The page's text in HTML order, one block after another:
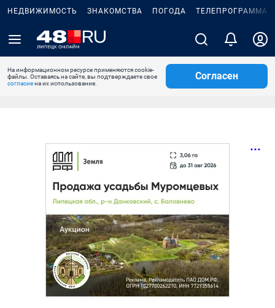
НЕДВИЖИМОСТЬ ЗНАКОМСТВА ПОГОДА ТЕЛЕПРОГРАММА
На информационном ресурсе применяются cookie-
файлы. Оставаясь на сайте, вы подтверждаете свое
согласиена их использование.
Согласен